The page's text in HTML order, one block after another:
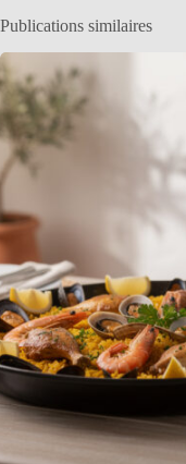
Publications similaires